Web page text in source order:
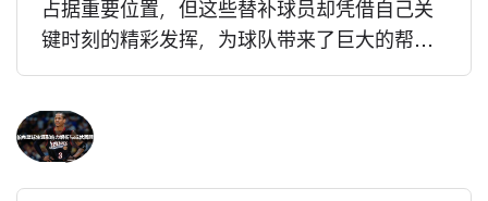
占据重要位置，但这些替补球员却凭借自己关
键时刻的精彩发挥，为球队带来了巨大的帮...